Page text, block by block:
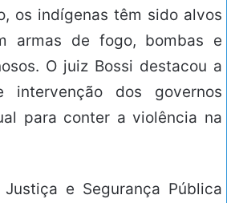
os indígenas têm sido alvos
armas de fogo, bombas e
O juiz Bossi destacou a
intervenção dos governos
para conter a violência na
e Segurança Pública